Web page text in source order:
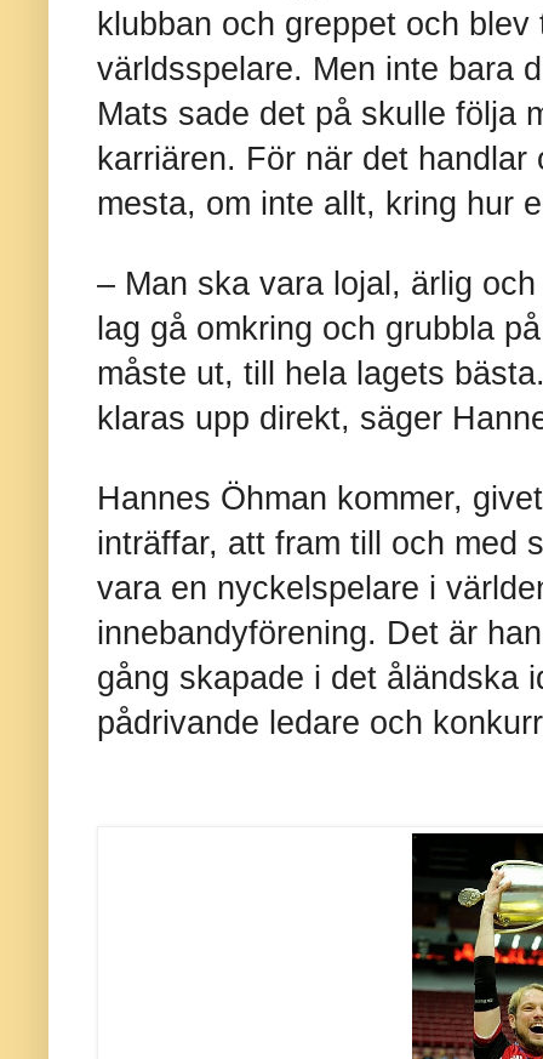
klubban och greppet och
världsspelare. Men inte bara
Mats sade det på skulle följa
karriären. För när det
mesta, om inte allt, kring hur
– Man ska vara lojal, ärlig
lag gå omkring och grubbla
måste ut, till hela lagets
klaras upp direkt, säger
Hannes Öhman kommer,
inträffar, att fram till och med
vara en nyckelspelare i
innebandyförening. Det är
gång skapade i det åländska
pådrivande ledare och